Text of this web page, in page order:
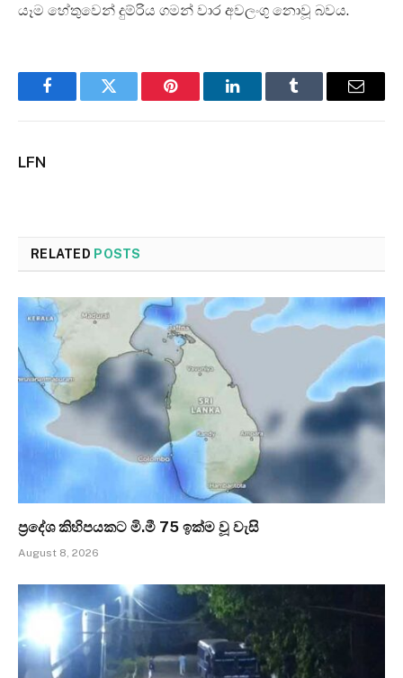
යෑම හේතුවෙන් දුම්රිය ගමන් වාර අවලංගු නොවූ බවය.
FacebookTwitter Pinterest LinkedInTumblr Email
LFN
RELATED POSTS
ප්‍රදේශ කිහිපයකට මි.මී 75 ඉක්ම වූ වැසි
August 8, 2026